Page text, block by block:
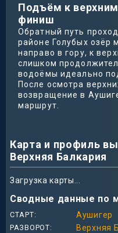
Подъём к
финиш
Обратный путь
районе Голубых озёр
направо в гору, к
слишком
водоёмы идеально
После осмотра
возвращение в
маршрут.
Карта и профиль
Верхняя Балкария
Загрузка карты...
Сводные данные по
СТАРТ Аушигер
РАЗВОРОТ Верхняя